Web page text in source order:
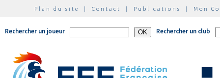
Plan du site | Contact | Publications | Mon
Rechercher un joueur Rechercher un club